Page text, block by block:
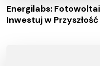
Energilabs:
Inwestuj w Przyszłość